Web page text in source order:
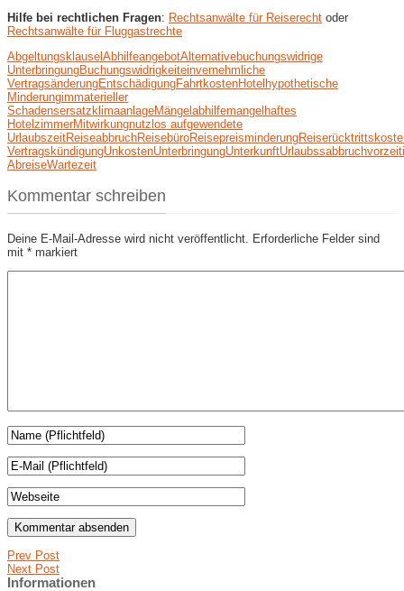
Hilfe bei rechtlichen Fragen: Rechtsanwälte für Reiserecht oder
Rechtsanwälte für Fluggastrechte
AbgeltungsklauselAbhilfeangebotAlternativebuchungswidrige
UnterbringungBuchungswidrigkeiteinvernehmliche
VertragsänderungEntschädigungFahrtkostenHotelhypothetische
Minderungimmaterieller
SchadensersatzklimaanlageMängelabhilfemangelhaftes
HotelzimmerMitwirkungnutzlos aufgewendete
UrlaubszeitReiseabbruchReisebüroReisepreisminderung
VertragskündigungUnkostenUnterbringungUnterkunftUrlaubssabbruch
AbreiseWartezeit
Kommentar schreiben
Deine E-Mail-Adresse wird nicht veröffentlicht. Erforderliche Felder sind
mit * markiert
Prev Post
Next Post
Informationen